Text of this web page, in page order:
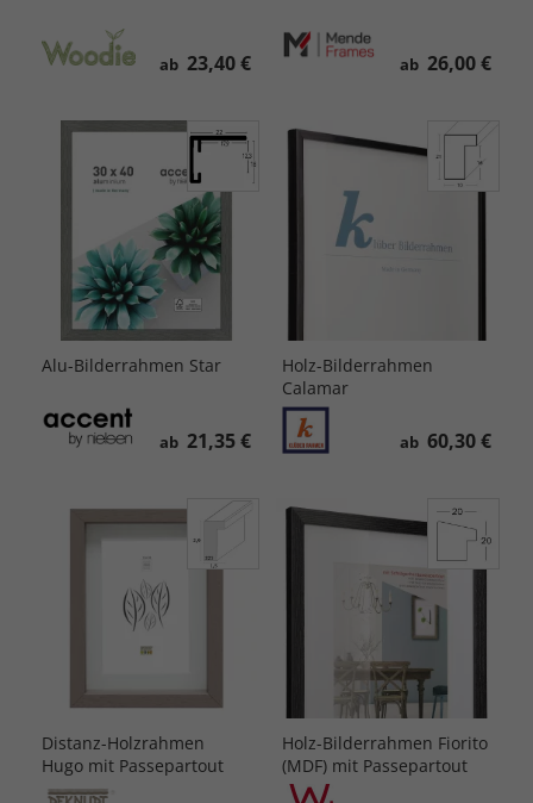
ab 23,40 € ab 26,00 €
Alu-Bilderrahmen Star
ab 21,35 €
Holz-Bilderrahmen
Calamar
ab 60,30 €
Distanz-Holzrahmen
Hugo mit Passepartout
Holz-Bilderrahmen Fiorito
(MDF) mit Passepartout